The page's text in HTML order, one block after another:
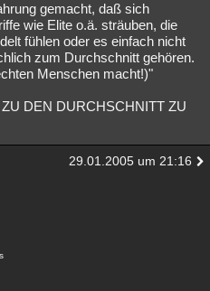
gemacht, daß sich
wie Elite o.ä. sträuben, die
fühlen oder es einfach nicht
zum Durchschnitt gehören.
Menschen macht!)"
DEN DURCHSCHNITT ZU
29.01.2005 um 21:16